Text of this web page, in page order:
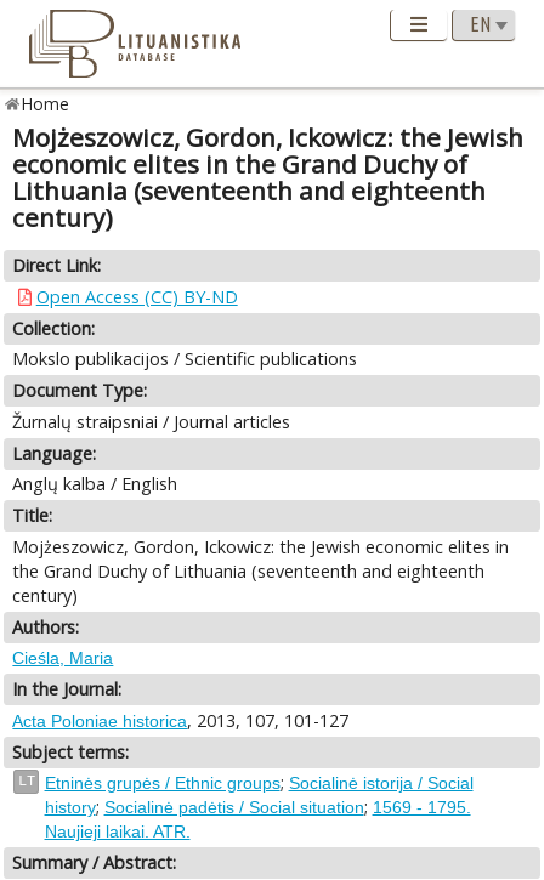
Home
Mojżeszowicz, Gordon, Ickowicz: the Jewish
economic elites in the Grand Duchy of
Lithuania (seventeenth and eighteenth
century)
Direct Link:
Open Access (CC) BY-ND
Collection:
Mokslo publikacijos / Scientific publications
Document Type:
Žurnalų straipsniai / Journal articles
Language:
Anglų kalba / English
Title:
Mojżeszowicz, Gordon, Ickowicz: the Jewish economic elites in
the Grand Duchy of Lithuania (seventeenth and eighteenth
century)
Authors:
Cieśla, Maria
In the Journal:
Acta Poloniae historica, 2013, 107, 101-127
Subject terms:
LT Etninės grupės / Ethnic groups; Socialinė istorija / Social
history; Socialinė padėtis / Social situation; 1569 - 1795.
Naujieji laikai. ATR.
Summary / Abstract: